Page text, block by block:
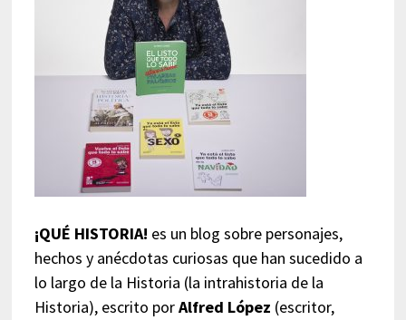
¡QUÉ HISTORIA! es un blog sobre personajes,
hechos y anécdotas curiosas que han sucedido a
lo largo de la Historia (la intrahistoria de la
Historia), escrito porAlfred López (escritor,